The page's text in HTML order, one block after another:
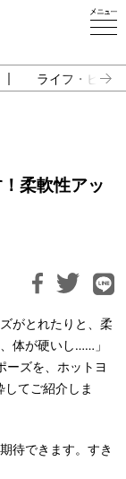
ライフ・ピー
柔軟性アッ
がとれたりと、柔
体が硬いし……」
ーズを、ホットヨ
てご紹介しま
待できます。すき